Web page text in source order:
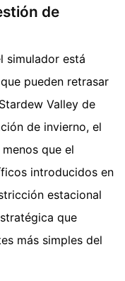
de
simulador está
pueden retrasar
Valley de
de invierno, el
que el
introducidos en
estacional
que
más simples del